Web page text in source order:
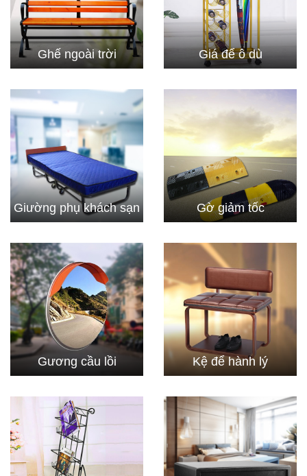
Ghế ngoài trời Giá để ô dù
Giường phụ khách sạn Gờ giảm tốc
Gương cầu lồi Kệ để hành lý